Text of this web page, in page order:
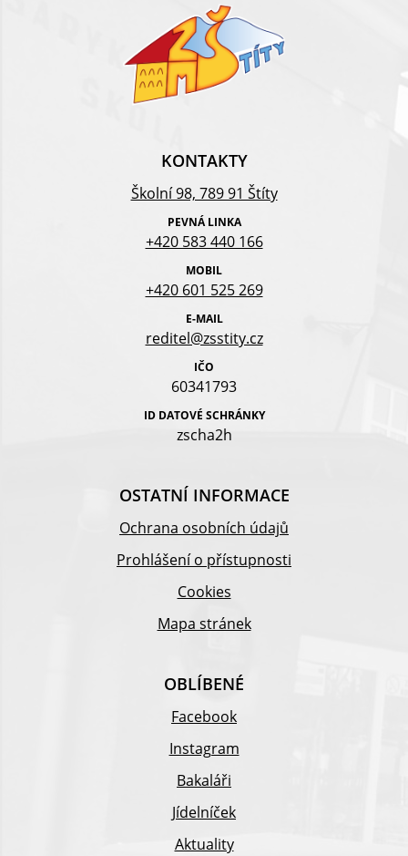
KONTAKTY
Školní 98, 789 91 Štíty
PEVNÁ LINKA
+420 583 440 166
MOBIL
+420 601 525 269
E-MAIL
reditel@zsstity.cz
IČO
60341793
ID DATOVÉ SCHRÁNKY
zscha2h
OSTATNÍ INFORMACE
Ochrana osobních údajů
Prohlášení o přístupnosti
Cookies
Mapa stránek
OBLÍBENÉ
Facebook
Instagram
Bakaláři
Jídelníček
Aktuality